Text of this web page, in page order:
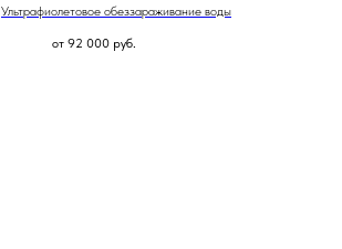
Ультрафиолетовое обеззараживание воды
от 92 000 руб.